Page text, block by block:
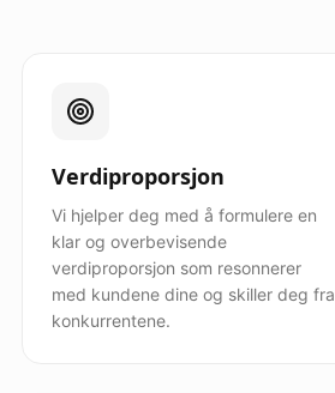
Verdiproporsjon
Vi hjelper deg med å formulere en
klar og overbevisende
verdiproporsjon som resonnerer
med kundene dine og skiller deg fra
konkurrentene.